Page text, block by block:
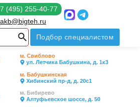
(495) 255-40-77
akb@bigteh.ru
Подбор специалистом
м. Свиблово
ул. Летчика Бабушкина, д. 1к3
м. Бабушкинская
Хибинский пр-д, д. 20с1
м. Бибирево
Алтуфьевское шоссе, д. 50